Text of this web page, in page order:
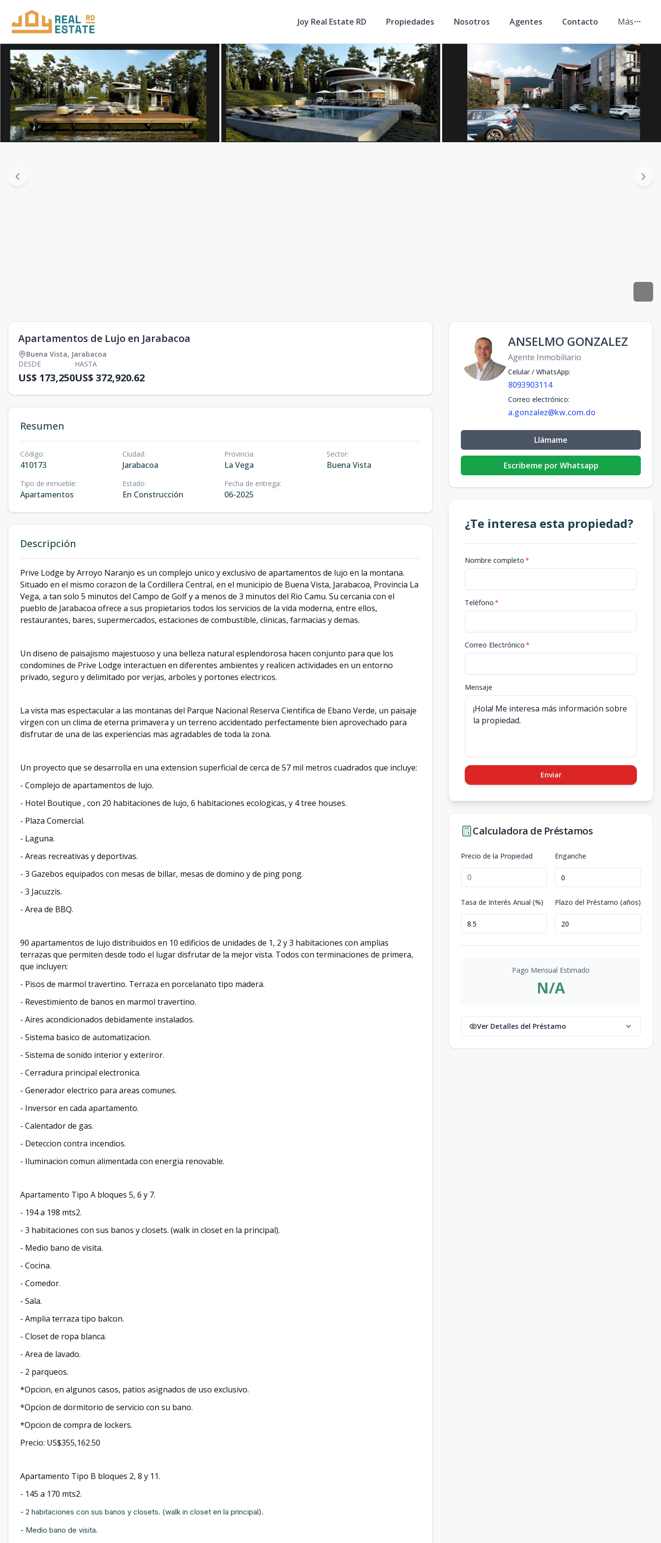
Joy Real Estate RD Propiedades Nosotros Agentes Contacto Más
Apartamentos de Lujo en Jarabacoa
Buena Vista, Jarabacoa
DESDE
US$ 173,250
HASTA
US$ 372,920.62
Resumen
Código:
410173
Ciudad:
Jarabacoa
Provincia:
La Vega
Sector:
Buena Vista
Tipo de inmueble:
Apartamentos
Estado:
En Construcción
Fecha de entrega:
06-2025
Descripción
Prive Lodge by Arroyo Naranjo es un complejo unico y exclusivo de apartamentos de lujo en la montana.
Situado en el mismo corazon de la Cordillera Central, en el municipio de Buena Vista, Jarabacoa, Provincia La
Vega, a tan solo 5 minutos del Campo de Golf y a menos de 3 minutos del Rio Camu. Su cercania con el
pueblo de Jarabacoa ofrece a sus propietarios todos los servicios de la vida moderna, entre ellos,
restaurantes, bares, supermercados, estaciones de combustible, clinicas, farmacias y demas.
Un diseno de paisajismo majestuoso y una belleza natural esplendorosa hacen conjunto para que los
condomines de Prive Lodge interactuen en diferentes ambientes y realicen actividades en un entorno
privado, seguro y delimitado por verjas, arboles y portones electricos.
La vista mas espectacular a las montanas del Parque Nacional Reserva Cientifica de Ebano Verde, un paisaje
virgen con un clima de eterna primavera y un terreno accidentado perfectamente bien aprovechado para
disfrutar de una de las experiencias mas agradables de toda la zona.
Un proyecto que se desarrolla en una extension superficial de cerca de 57 mil metros cuadrados que incluye:
- Complejo de apartamentos de lujo.
- Hotel Boutique , con 20 habitaciones de lujo, 6 habitaciones ecologicas, y 4 tree houses.
- Plaza Comercial.
- Laguna.
- Areas recreativas y deportivas.
- 3 Gazebos equipados con mesas de billar, mesas de domino y de ping pong.
- 3 Jacuzzis.
- Area de BBQ.
90 apartamentos de lujo distribuidos en 10 edificios de unidades de 1, 2 y 3 habitaciones con amplias
terrazas que permiten desde todo el lugar disfrutar de la mejor vista. Todos con terminaciones de primera,
que incluyen:
- Pisos de marmol travertino. Terraza en porcelanato tipo madera.
- Revestimiento de banos en marmol travertino.
- Aires acondicionados debidamente instalados.
- Sistema basico de automatizacion.
- Sistema de sonido interior y exteriror.
- Cerradura principal electronica.
- Generador electrico para areas comunes.
- Inversor en cada apartamento.
- Calentador de gas.
- Deteccion contra incendios.
- Iluminacion comun alimentada con energia renovable.
Apartamento Tipo A bloques 5, 6 y 7.
- 194 a 198 mts2.
- 3 habitaciones con sus banos y closets. (walk in closet en la principal).
- Medio bano de visita.
- Cocina.
- Comedor.
- Sala.
- Amplia terraza tipo balcon.
- Closet de ropa blanca.
- Area de lavado.
- 2 parqueos.
*Opcion, en algunos casos, patios asignados de uso exclusivo.
*Opcion de dormitorio de servicio con su bano.
*Opcion de compra de lockers.
Precio: US$355,162.50
Apartamento Tipo B bloques 2, 8 y 11.
- 145 a 170 mts2.
- 2 habitaciones con sus banos y closets. (walk in closet en la principal).
- Medio bano de visita.
ANSELMO GONZALEZ
Agente Inmobiliario
Celular / WhatsApp:
8093903114
Correo electrónico:
a.gonzalez@kw.com.do
Llámame
Escribeme por Whatsapp
¿Te interesa esta propiedad?
Nombre completo*
Teléfono*
Correo Electrónico*
Mensaje
Enviar
Calculadora de Préstamos
Precio de la Propiedad Enganche
Tasa de Interés Anual (%) Plazo del Préstamo (años)
Pago Mensual Estimado
N/A
Ver Detalles del Préstamo